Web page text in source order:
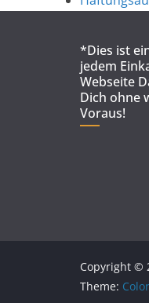
*Dies ist
jedem
Webseite
Dich ohne
Voraus!
Copyright ©
Theme: